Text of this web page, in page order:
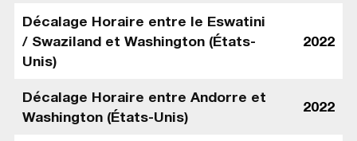
Décalage Horaire entre le Eswatini
/ Swaziland et Washington (États-
Unis)
2022
Décalage Horaire entre Andorre et
Washington (États-Unis)
2022